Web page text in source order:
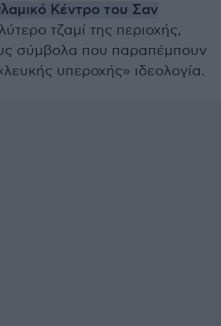
Κέντρο του Σαν
τζαμί της περιοχής,
σύμβολα που παραπέμπουν
υπεροχής» ιδεολογία.